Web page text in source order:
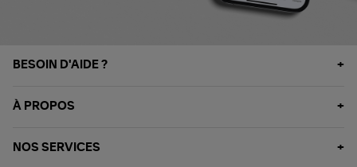
BESOIN D'AIDE ?
À PROPOS
NOS SERVICES